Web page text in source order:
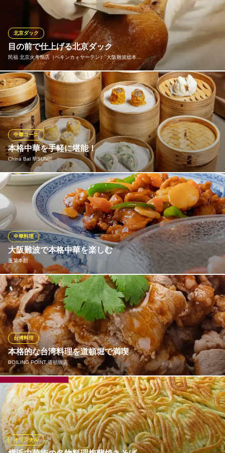
を堪能できる「上海風情」。お客様においしい中華料理をリーズ
ナブルにお召し上がりいただくため、仕入れや調理法などを工夫
し、毎日丁寧に調理。
縁「本格上海料理」
駅近の本場中華料理
大阪メトロ御堂筋線なんば駅 徒歩3分
大阪府大阪市中央区道頓堀1-10-5 白亜ビルB1
目の前で仕上げる北京ダック
民福 北京火考鴨店（ペキンカォヤーテン） 大阪難波総本…
北京ダック
専用の薪窯で丁寧に焼き上げ、香ばしさと旨みを最大限に引き出
した自慢の「北京ダック」仕上げは目の前で丁寧にカットし、最
も美味しい瞬間をそのままご提供。口入れるとパリッとした皮の
食感と、あふれるジューシーな旨みが口いっぱいに広がります。
本格北京ダックの真髄をご堪能ください。
民福 北京火考鴨店（ペキンカォヤーテン） 大阪難波総本店
北京ダック専門店
大阪メトロ千日前線なんば駅 徒歩2分
大阪府大阪市中央区難波3-2-35 億兆ビル1F
本格中華を手軽に堪能！
China Bal 華SUN匠
中華コース
お得な2時間飲み放題付きコースは、前菜から〆までをバランス良
く組み合わせました。茶美豚の広東叉焼や点心師手包み点心・黒
毛和牛のローストビーフなど上質な素材を用いた一品が楽しめま
す◎ 会社の飲み会や各種宴会、女子会などにもおすすめです。
China Bal 華SUN匠
中華バル
近鉄難波線大阪難波駅 徒歩1分
大阪府大阪市中央区難波4-2-16 2F
大阪難波で本格中華を楽しむ
蓬莱本館
中華料理
昭和20年の創業以来、大阪難波で長年愛され続ける伝統の味。も
ちもち生地と、肉汁の旨み溢れる『豚まん』をはじめ、様々な絶
品中華をご堪能いただけます！広々としたテーブル席や、本格的
な雰囲気を味わえる円卓席をご用意しております。本格中華を楽
しむなら、是非『蓬莱本館』へ、お越しください！
蓬莱本館
中華料理
大阪メトロ御堂筋線なんば駅11番出口 徒歩3分
大阪府大阪市中央区難波3-6-1
本格的な台湾料理を道頓堀で満喫
BOILING POINT 道頓堀店
台湾料理
当店「BOILNG POINT」は、アメリカを中心に海外で25店舗以上
を展開している台湾一人鍋専門店です。鍋の他にも特製スパイス
を使った「台湾唐揚げ」など、他ではなかなか味わえない台湾の
逸品料理でお客様をお出迎えいたします。道頓堀（大阪）で本場
の台湾料理が食べたくなったら「BOILNG POINT」にお越しくだ
さい！
オリジナル